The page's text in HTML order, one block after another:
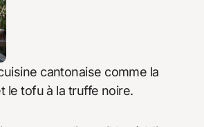
cantonaise comme la
le tofu à la truffe noire.